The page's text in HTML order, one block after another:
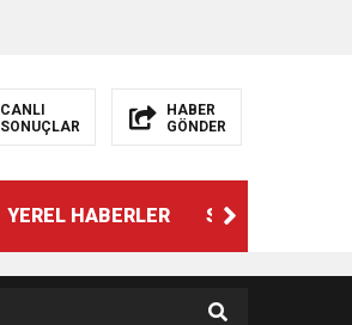
CANLI
SONUÇLAR
HABER
GÖNDER
YEREL HABERLER SPOR